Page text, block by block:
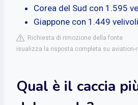
Corea del Sud con 1.595
Giappone con 1.449
Richiesta di rimozione della fonte
isualizza la risposta completa su aviation-
Qual è il caccia